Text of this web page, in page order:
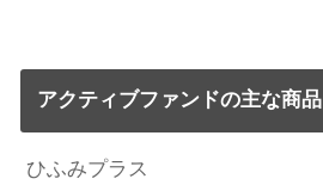
アクティブファンドの主な商品
ひふみプラス